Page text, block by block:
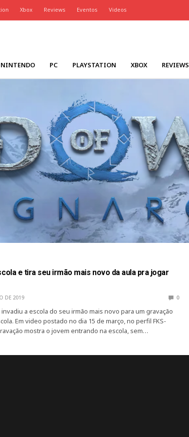
Xbox Reviews Eventos Videos
NINTENDO PC PLAYSTATION XBOX REVIEWS
e tira seu irmão mais novo da aula pra jogar
DE 2019 0
invadiu a escola do seu irmão mais novo para um gravação
Em video postado no dia 15 de março, no perfil FKS-
mostra o jovem entrando na escola, sem…